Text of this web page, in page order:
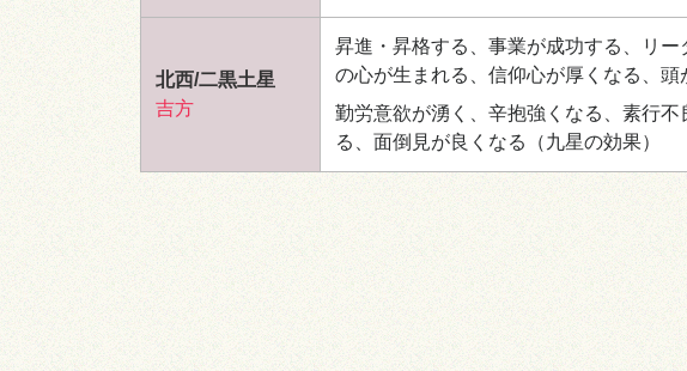
北西/二黒土星
吉方
昇進・昇格する、事業が成功する、リ
の心が生まれる、信仰心が厚くなる、頭
勤労意欲が湧く、辛抱強くなる、素行
る、面倒見が良くなる
（九星の効果）